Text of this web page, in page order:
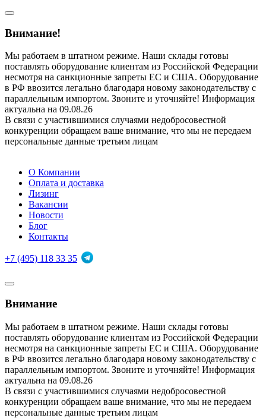
Внимание!
Мы работаем в штатном режиме. Наши склады готовы
поставлять оборудование клиентам из Российской Федерации
несмотря на санкционные запреты ЕС и США. Оборудование
в РФ ввозится легально благодаря новому законодательству с
параллельным импортом. Звоните и уточняйте! Информация
актуальна на 09.08.26
В связи с участившимися случаями недобросовестной
конкуренции обращаем ваше внимание, что мы не передаем
персональные данные третьим лицам
О Компании
Оплата и доставка
Лизинг
Вакансии
Новости
Блог
Контакты
+7 (495) 118 33 35
Внимание
Мы работаем в штатном режиме. Наши склады готовы
поставлять оборудование клиентам из Российской Федерации
несмотря на санкционные запреты ЕС и США. Оборудование
в РФ ввозится легально благодаря новому законодательству с
параллельным импортом. Звоните и уточняйте! Информация
актуальна на 09.08.26
В связи с участившимися случаями недобросовестной
конкуренции обращаем ваше внимание, что мы не передаем
персональные данные третьим лицам